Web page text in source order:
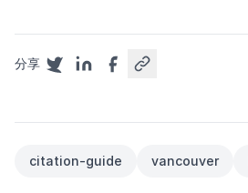
分享
citation-guide vancouver